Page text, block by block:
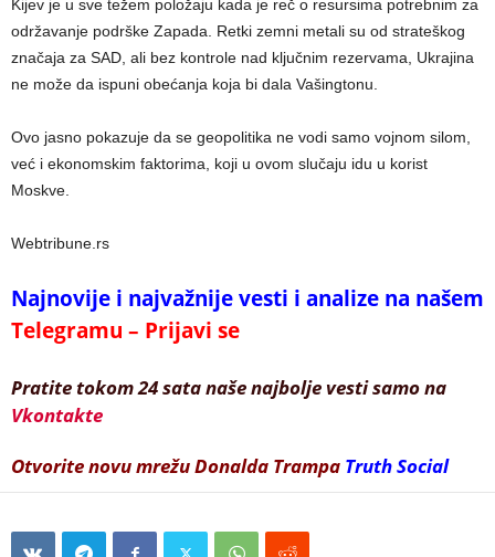
Kijev je u sve težem položaju kada je reč o resursima potrebnim za
održavanje podrške Zapada. Retki zemni metali su od strateškog
značaja za SAD, ali bez kontrole nad ključnim rezervama, Ukrajina
ne može da ispuni obećanja koja bi dala Vašingtonu.
Ovo jasno pokazuje da se geopolitika ne vodi samo vojnom silom,
već i ekonomskim faktorima, koji u ovom slučaju idu u korist
Moskve.
Webtribune.rs
Najnovije i najvažnije vesti i analize na našem
Telegramu – Prijavi se
Pratite tokom 24 sata naše najbolje vesti samo na
Vkontakte
Otvorite novu mrežu Donalda Trampa Truth Social